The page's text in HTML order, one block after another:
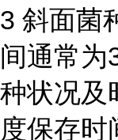
3 斜面菌
间通常为
种状况及
度保存时